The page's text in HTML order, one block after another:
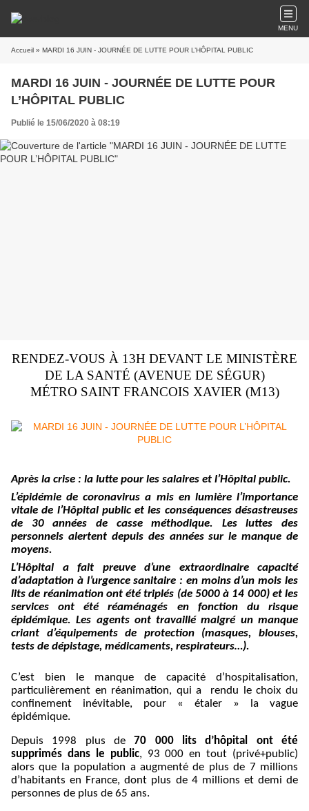
MENU
Accueil » MARDI 16 JUIN - JOURNÉE DE LUTTE POUR L’HÔPITAL PUBLIC
MARDI 16 JUIN - JOURNÉE DE LUTTE POUR
L’HÔPITAL PUBLIC
Publié le 15/06/2020 à 08:19
RENDEZ-VOUS À 13H DEVANT LE MINISTÈRE
DE LA SANTÉ (AVENUE DE SÉGUR)
MÉTRO SAINT FRANCOIS XAVIER (M13)
Après la crise : la lutte pour les salaires et l’Hôpital public.
L’épidémie de coronavirus a mis en lumière l’importance
vitale de l’Hôpital public et les conséquences désastreuses
de 30 années de casse méthodique. Les luttes des
personnels alertent depuis des années sur le manque de
moyens.
L’Hôpital a fait preuve d’une extraordinaire capacité
d’adaptation à l’urgence sanitaire : en moins d’un mois les
lits de réanimation ont été triplés (de 5000 à 14 000) et les
services ont été réaménagés en fonction du risque
épidémique. Les agents ont travaillé malgré un manque
criant d’équipements de protection (masques, blouses,
tests de dépistage, médicaments, respirateurs…).
C’est bien le manque de capacité d’hospitalisation,
particulièrement en réanimation, qui a rendu le choix du
confinement inévitable, pour « étaler » la vague
épidémique.
Depuis 1998 plus de70 000 lits d’hôpital ont été
supprimés dans le public, 93 000 en tout (privé+public)
alors que la population a augmenté de plus de 7 millions
d’habitants en France, dont plus de 4 millions et demi de
personnes de plus de 65 ans.